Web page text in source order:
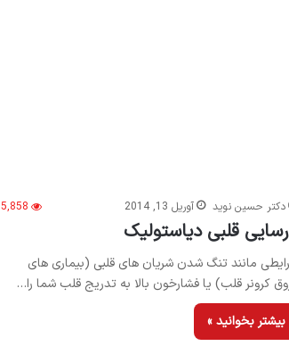
دکتر حسین نوید آوریل 13, 2014 5,858
قلبی دیاستولیک
مانند تنگ شدن شریان های قلبی (بیماری های
کرونر قلب) یا فشارخون بالا به تدریج قلب شما را…
بیشتر بخوانید »